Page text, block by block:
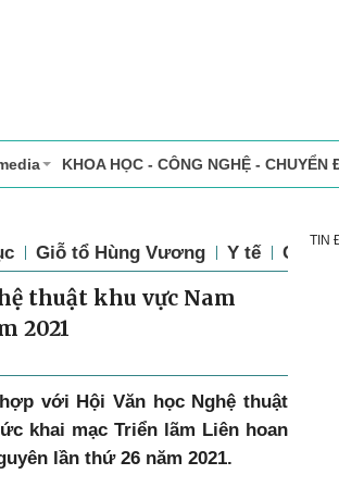
KHOA HỌC - CÔNG NGHỆ - CHUYỂN
Giỗ tổ Hùng Vương Y tế Chính
thuật khu vực Nam
2021
với Hội Văn học Nghệ thuật
khai mạc Triển lãm Liên hoan
lần thứ 26 năm 2021.
TIN